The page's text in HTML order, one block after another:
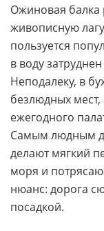
Ожиновая балка
живописную
пользуется
в воду
Неподалеку, в
безлюдных
ежегодного
Самым людным
делают мягкий
моря и
нюанс: дорога
посадкой.